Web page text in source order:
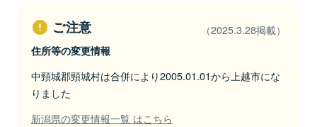
ご注意 （2025.3.28掲載）
住所等の変更情報
中頸城郡頸城村は合併により2005.01.01から上越市にな
りました
新潟県の変更情報一覧 はこちら